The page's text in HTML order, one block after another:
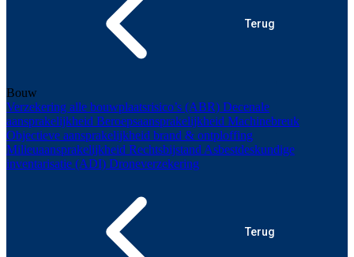
Terug
Bouw
Verzekering alle bouwplaatsrisico’s (ABR) Decenale
aansprakelijkheid Beroepsaansprakelijkheid Machinebreuk
Objectieve aansprakelijkheid brand & ontploffing
Milieuaansprakelijkheid Rechtsbijstand Asbestdeskundige
inventarisatie (ADI) Droneverzekering
Terug